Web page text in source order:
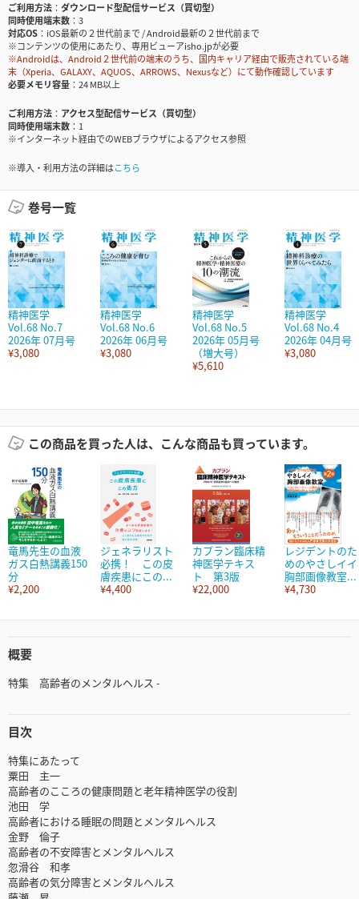
ご利用方法
ダウンロード型配信サービス（買切型）
同時使用端末数
3
対応OS
iOS最新の２世代前まで / Android最新の２世代前まで
※コンテンツの使用にあたり、専用ビューアisho.jpが必要
※Androidは、Android２世代前の端末のうち、国内キャリア経由で販売されている端
末（Xperia、GALAXY、AQUOS、ARROWS、Nexusなど）にて動作確認しています
必要メモリ容量
24 MB以上
ご利用方法
アクセス型配信サービス（買切型）
同時使用端末数
1
※インターネット経由でのWEBブラウザによるアクセス参照
※導入・利用方法の詳細はこちら
巻号一覧
精神医学
Vol.68 No.7
2026年 07月号
¥3,080
精神医学
Vol.68 No.6
2026年 06月号
¥3,080
精神医学
Vol.68 No.5
2026年 05月号
（増大号）
¥5,610
精神医学
Vol.68 No.4
2026年 04月号
¥3,080
この商品を買った人は、こんな商品も買っています。
竜馬先生の血液
ガス白熱講義150
分
¥2,200
ジェネラリスト
必携！ この皮
膚疾患にこの...
¥4,400
カプラン臨床精
神医学テキス
ト 第3版
¥22,000
レジデントのた
めのやさしイイ
胸部画像教室...
¥4,730
概要
特集 高齢者のメンタルヘルス -
目次
特集にあたって
粟田 主一
高齢者のこころの健康問題と老年精神医学の役割
池田 学
高齢者における睡眠の問題とメンタルヘルス
金野 倫子
高齢者の不安障害とメンタルヘルス
忽滑谷 和孝
高齢者の気分障害とメンタルヘルス